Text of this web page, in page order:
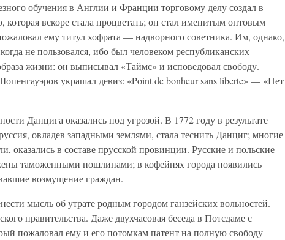
обучения в Англии и Франции торговому делу создал в
вскоре стала процветать; он стал именитым оптовым
ему титул хофрата — надворного советника. Им, однако,
не пользовался, ибо был человеком республиканских
жизни: он выписывал «Таймс» и исповедовал свободу.
украшал девиз: «Point de bonheur sans liberte» — «Нет
Данцига оказались под угрозой. В 1772 году в результате
овладев западными землями, стала теснить Данциг; многие
оказались в составе прусской провинции. Русские и польские
таможенными пошлинами; в кофейнях города появились
возмущение граждан.
мысль об утрате родным городом ганзейских вольностей.
правительства. Даже двухчасовая беседа в Потсдаме с
пожаловал ему и его потомкам патент на полную свободу